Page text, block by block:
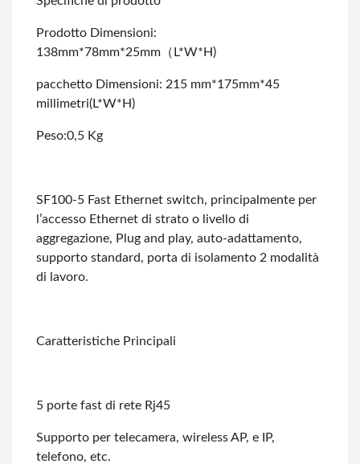
Prodotto Dimensioni:
138mm*78mm*25mm（L*W*H)
pacchetto Dimensioni: 215 mm*175mm*45
millimetri(L*W*H)
Peso:0,5 Kg
SF100-5 Fast Ethernet switch, principalmente per
l’accesso Ethernet di strato o livello di
aggregazione, Plug and play, auto-adattamento,
supporto standard, porta di isolamento 2 modalità
di lavoro.
Caratteristiche Principali
5 porte fast di rete Rj45
Supporto per telecamera, wireless AP, e IP,
telefono, etc.